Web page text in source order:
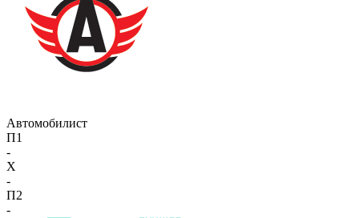
Автомобилист
П1
-
X
-
П2
-